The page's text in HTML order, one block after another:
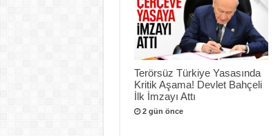
Terörsüz Türkiye Yasasında
Kritik Aşama! Devlet Bahçeli
İlk İmzayı Attı
2 gün önce